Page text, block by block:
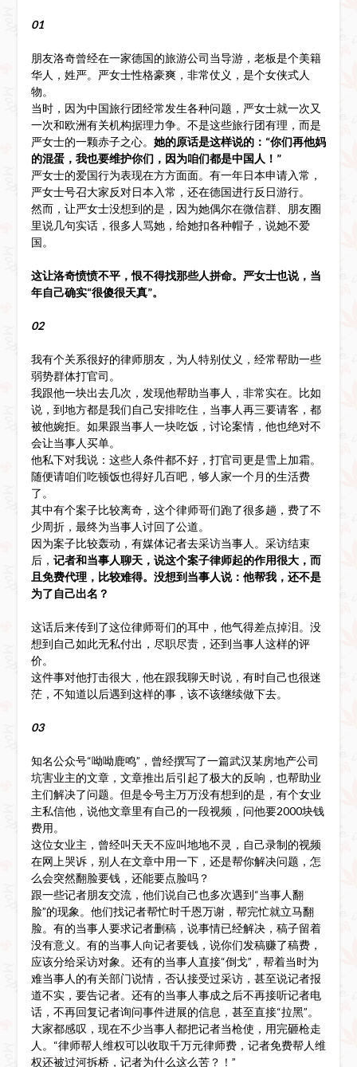
01
朋友洛奇曾经在一家德国的旅游公司当导游，老板是个美籍
华人，姓严。严女士性格豪爽，非常仗义，是个女侠式人
物。
当时，因为中国旅行团经常发生各种问题，严女士就一次又
一次和欧洲有关机构据理力争。不是这些旅行团有理，而是
严女士的一颗赤子之心。 她的原话是这样说的：“你们再他妈
的混蛋，我也要维护你们，因为咱们都是中国人！”
严女士的爱国行为表现在方方面面。有一年日本申请入常，
严女士号召大家反对日本入常，还在德国进行反日游行。
然而，让严女士没想到的是，因为她偶尔在微信群、朋友圈
里说几句实话，很多人骂她，给她扣各种帽子，说她不爱
国。
这让洛奇愤愤不平，恨不得找那些人拼命。严女士也说，当
年自己确实“很傻很天真”。
02
我有个关系很好的律师朋友，为人特别仗义，经常帮助一些
弱势群体打官司。
我跟他一块出去几次，发现他帮助当事人，非常实在。比如
说，到地方都是我们自己安排吃住，当事人再三要请客，都
被他婉拒。如果跟当事人一块吃饭，讨论案情，他也绝对不
会让当事人买单。
他私下对我说：这些人条件都不好，打官司更是雪上加霜。
随便请咱们吃顿饭也得好几百吧，够人家一个月的生活费
了。
其中有个案子比较离奇，这个律师哥们跑了很多趟，费了不
少周折，最终为当事人讨回了公道。
因为案子比较轰动，有媒体记者去采访当事人。采访结束
后， 记者和当事人聊天，说这个案子律师起的作用很大，而
且免费代理，比较难得。没想到当事人说：他帮我，还不是
为了自己出名？
这话后来传到了这位律师哥们的耳中，他气得差点掉泪。没
想到自己如此无私付出，尽职尽责，还到当事人这样的评
价。
这件事对他打击很大，他在跟我聊天时说，有时自己也很迷
茫，不知道以后遇到这样的事，该不该继续做下去。
03
知名公众号“呦呦鹿鸣”，曾经撰写了一篇武汉某房地产公司
坑害业主的文章，文章推出后引起了极大的反响，也帮助业
主们解决了问题。但是令号主万万没有想到的是，有个女业
主私信他，说他文章里有自己的一段视频，问他要2000块钱
费用。
这位女业主，曾经叫天天不应叫地地不灵，自己录制的视频
在网上哭诉，别人在文章中用一下，还是帮你解决问题，怎
么会突然翻脸要钱，还能要点脸吗？
跟一些记者朋友交流，他们说自己也多次遇到“当事人翻
脸”的现象。他们找记者帮忙时千恩万谢，帮完忙就立马翻
脸。有的当事人要求记者删稿，说事情已经解决，稿子留着
没有意义。有的当事人向记者要钱，说你们发稿赚了稿费，
应该分给采访对象。还有的当事人直接“倒戈”，帮着当时为
难当事人的有关部门说情，否认接受过采访，甚至说记者报
道不实，要告记者。还有的当事人事成之后不再接听记者电
话，不再回复记者询问事件进展的信息，甚至直接“拉黑”。
大家都感叹，现在不少当事人都把记者当枪使，用完砸枪走
人。“律师帮人维权可以收取千万元律师费，记者免费帮人维
权还被过河拆桥，记者为什么这么苦？！”